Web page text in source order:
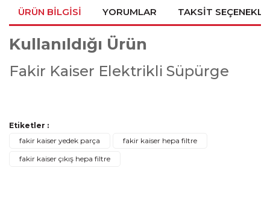
ÜRÜN BILGISI YORUMLAR TAKSIT
Kullanıldığı Ürün
Fakir Kaiser Elektrikli Süpürge
kullanarak tarafımıza iletebilirsiniz.
Görüş ve önerileriniz için teşekkür ederiz.
Etiketler :
fakir kaiser yedek parça
fakir kaiser hepa filtre
fakir kaiser çıkış hepa filtre